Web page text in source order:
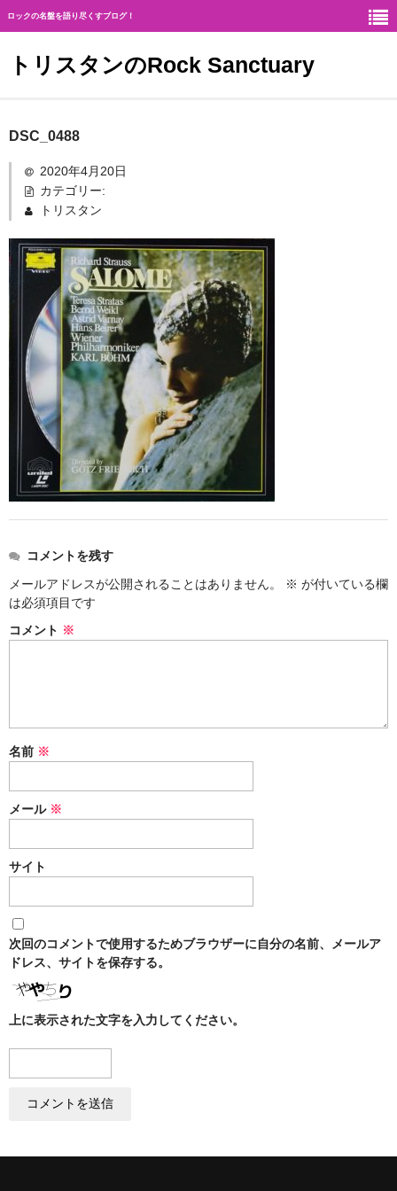
ロックの名盤を語り尽くすブログ！
トリスタンのRock Sanctuary
ハード・ロック
ギタリスト
北欧メタル
メロディアス・ロック
ヘヴィ・メタル
ジャーマン・メタル
アメリカン・メタル
ブリティッシュ・ロック
イタリアン・ロック
メンバー
ヴォーカリスト
DSC_0488
2020年4月20日
カテゴリー:
トリスタン
コメントを残す
メールアドレスが公開されることはありません。
※ が付いている欄
は必須項目です
コメント ※
名前 ※
メール ※
サイト
次回のコメントで使用するためブラウザーに自分の名前、メールア
ドレス、サイトを保存する。
上に表示された文字を入力してください。